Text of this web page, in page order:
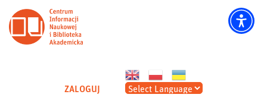
CINIBA - Strona główna
ZALOGUJ